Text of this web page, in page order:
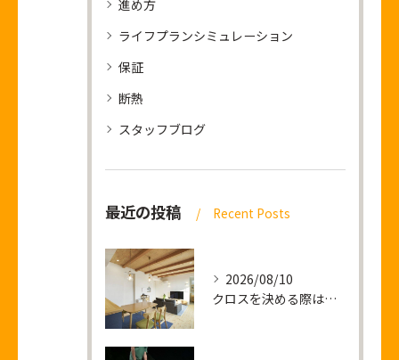
進め方
ライフプランシミュレーション
保証
断熱
スタッフブログ
最近の投稿 Recent Posts
2026/08/10
クロスを決める際は僕の顔をご利用ください